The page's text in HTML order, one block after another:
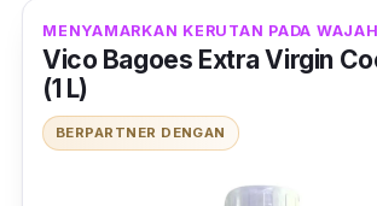
MENYAMARKAN KERUTAN PADA WAJAH
Vico Bagoes Extra Virgin
(1 L)
BERPARTNER DENGAN